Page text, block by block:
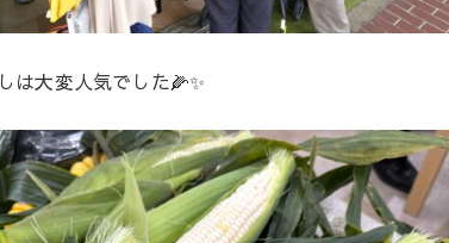
は大変人気でした🌽✨